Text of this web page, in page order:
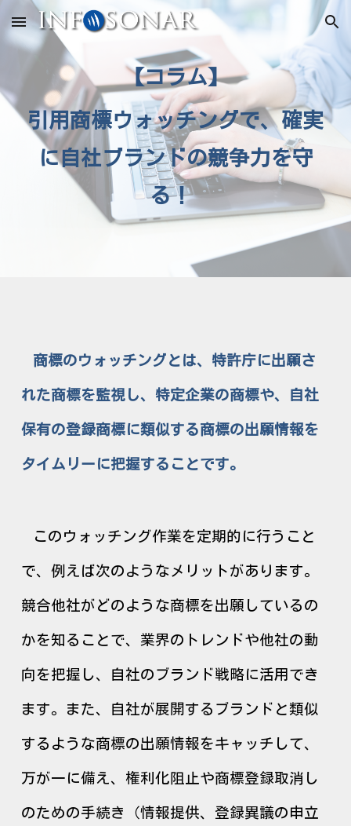
Skip to main content Skip to navigation
【コラム】
引用商標ウォッチングで、確実
に自社ブランドの競争力を守
る！
商標のウォッチングとは、特許庁に出願さ
れた商標を監視し、特定企業の商標や、自社
保有の登録商標に類似する商標の出願情報を
タイムリーに把握することです。
このウォッチング作業を定期的に行うこと
で、例えば次のようなメリットがあります。
競合他社がどのような商標を出願しているの
かを知ることで、業界のトレンドや他社の動
向を把握し、自社のブランド戦略に活用でき
ます。また、自社が展開するブランドと類似
するような商標の出願情報をキャッチして、
万が一に備え、権利化阻止や商標登録取消し
のための手続き（情報提供、登録異議の申立